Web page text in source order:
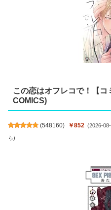
この恋はオフレコで！【
COMICS)
(548160) ￥852 (2026-
ら)